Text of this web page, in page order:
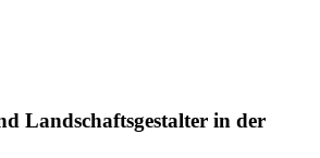
Landschaftsgestalter in der